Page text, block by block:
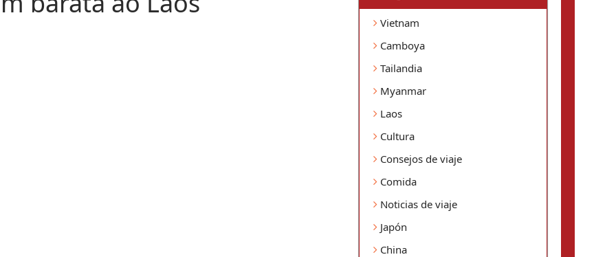
Vietnam
Camboya
Tailandia
Myanmar
Laos
Cultura
Consejos de viaje
Comida
Noticias de viaje
Japón
China